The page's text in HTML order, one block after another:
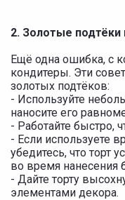
2. Золотые подтёки
Ещё одна ошибка, с
кондитеры. Эти
золотых подтëков:
- Используйте
наносите его
- Работайте быстро,
- Если используете
убедитесь, что торт
во время нанесения
- Дайте торту
элементами декора.